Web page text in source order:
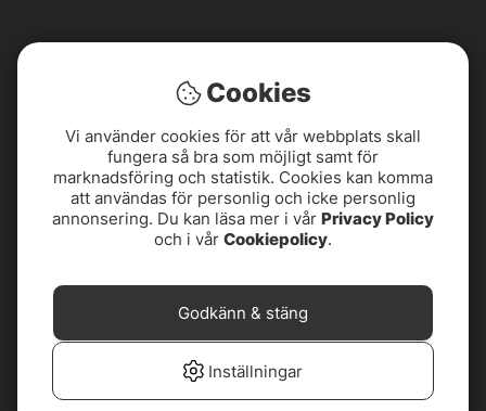
4,8av5
Cookies
Vi använder cookies för att vår webbplats skall
fungera så bra som möjligt samt för
marknadsföring och statistik. Cookies kan komma
att användas för personlig och icke personlig
annonsering. Du kan läsa mer i vår Privacy Policy
och i vår Cookiepolicy.
Inställningar
Godkänn & stäng